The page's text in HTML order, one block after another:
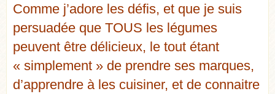
Comme j’adore les défis, et que je suis
persuadée que TOUS les légumes
peuvent être délicieux, le tout étant
« simplement » de prendre ses marques,
d’apprendre à les cuisiner, et de connaitre